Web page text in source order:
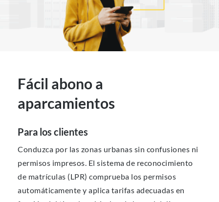
Fácil abono a
aparcamientos
Para los clientes
Conduzca por las zonas urbanas sin confusiones ni
permisos impresos. El sistema de reconocimiento
de matrículas (LPR) comprueba los permisos
automáticamente y aplica tarifas adecuadas en